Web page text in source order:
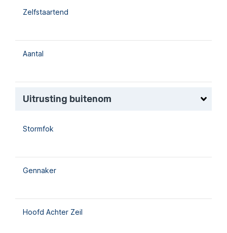
Zelfstaartend
Aantal
Uitrusting buitenom
Stormfok
Gennaker
Hoofd Achter Zeil